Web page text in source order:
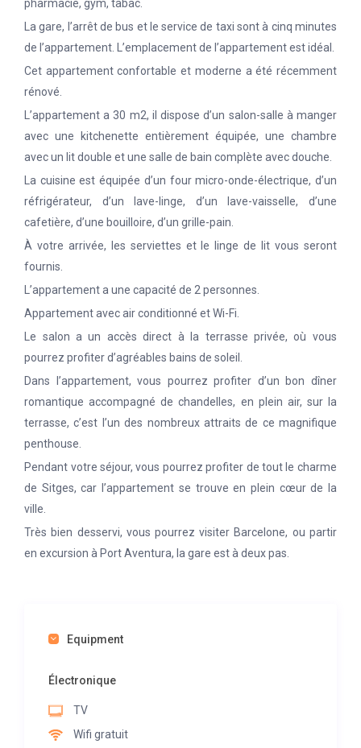
pharmacie, gym, tabac.
La gare, l’arrêt de bus et le service de taxi sont à cinq minutes
de l’appartement.
L’emplacement de l’appartement est idéal.
Cet appartement confortable et moderne a été récemment
rénové.
L’appartement a 30 m2, il dispose d’un salon-salle à manger
avec une kitchenette entièrement équipée, une chambre
avec un lit double et une salle de bain complète avec douche.
La cuisine est équipée d’un four micro-onde-électrique, d’un
réfrigérateur, d’un lave-linge, d’un lave-vaisselle, d’une
cafetière, d’une bouilloire, d’un grille-pain.
À votre arrivée, les serviettes et le linge de lit vous seront
fournis.
L’appartement a une capacité de 2 personnes.
Appartement avec air conditionné et Wi-Fi.
Le salon a un accès direct à la terrasse privée, où vous
pourrez profiter d’agréables bains de soleil.
Dans l’appartement, vous pourrez profiter d’un bon dîner
romantique accompagné de chandelles, en plein air, sur la
terrasse, c’est l’un des nombreux attraits de ce magnifique
penthouse.
Pendant votre séjour, vous pourrez profiter de tout le charme
de Sitges, car l’appartement se trouve en plein cœur de la
ville.
Très bien desservi, vous pourrez visiter Barcelone, ou partir
en excursion à Port Aventura, la gare est à deux pas.
Equipment
Électronique
TV
Wifi gratuit